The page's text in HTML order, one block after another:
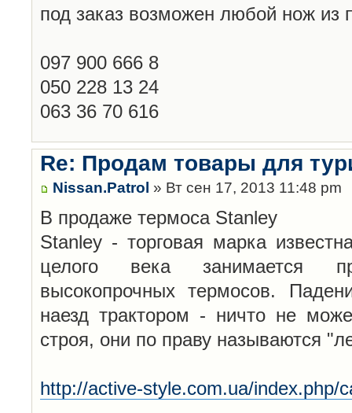
под заказ возможен любой нож из
097 900 666 8
050 228 13 24
063 36 70 616
Re: Продам товары для
Nissan.Patrol » Вт сен 17, 2013 11:48 pm
В продаже термоса Stanley
Stanley - торговая марка
целого века занимается
высокопрочных термосов.
наезд трактором - ничто не
строя, они по праву называются
http://active-style.com.ua/index.php/